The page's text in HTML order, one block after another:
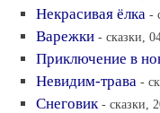
Некрасивая ёлка -
Варежки - сказки,
Приключение в
Невидим-трава -
Снеговик - сказки,